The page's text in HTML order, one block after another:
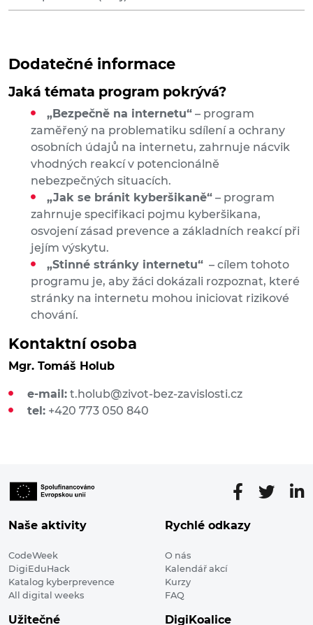
Dodatečné informace
Jaká témata program pokrývá?
„Bezpečně na internetu“ – program
zaměřený na problematiku sdílení a ochrany
osobních údajů na internetu, zahrnuje nácvik
vhodných reakcí v potencionálně
nebezpečných situacích.
„Jak se bránit kyberšikaně“ – program
zahrnuje specifikaci pojmu kyberšikana,
osvojení zásad prevence a základních reakcí při
jejím výskytu.
„Stinné stránky internetu“ – cílem tohoto
programu je, aby žáci dokázali rozpoznat, které
stránky na internetu mohou iniciovat rizikové
chování.
Kontaktní osoba
Mgr. Tomáš Holub
e-mail: t.holub@zivot-bez-zavislosti.cz
tel: +420 773 050 840
Naše aktivity
CodeWeek
DigiEduHack
Katalog kyberprevence
All digital weeks
Rychlé odkazy
O nás
Kalendář akcí
Kurzy
FAQ
Užitečné DigiKoalice